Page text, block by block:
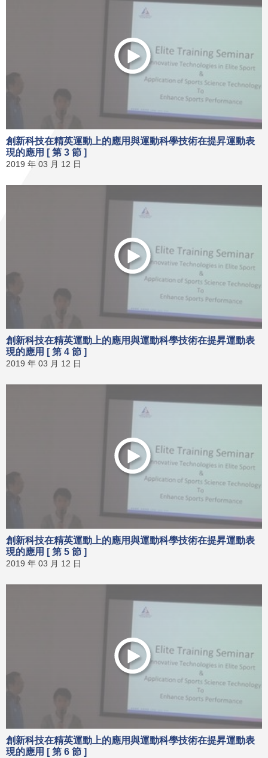
創新科技在精英運動上的應用與運動科學技術在提昇運動表
現的應用 [ 第 3 節 ]
2019 年 03 月 12 日
創新科技在精英運動上的應用與運動科學技術在提昇運動表
現的應用 [ 第 4 節 ]
2019 年 03 月 12 日
創新科技在精英運動上的應用與運動科學技術在提昇運動表
現的應用 [ 第 5 節 ]
2019 年 03 月 12 日
創新科技在精英運動上的應用與運動科學技術在提昇運動表
現的應用 [ 第 6 節 ]